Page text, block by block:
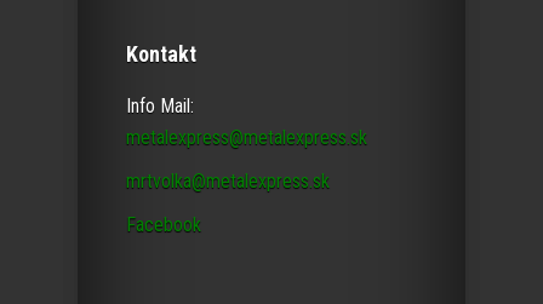
Kontakt
Info Mail:
metalexpress@metalexpress.sk
mrtvolka@metalexpress.sk
Facebook